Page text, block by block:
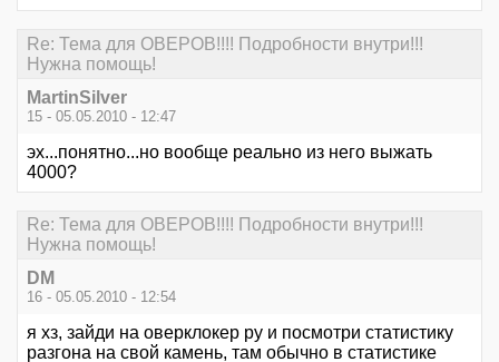
Re: Тема для ОВЕРОВ!!!! Подробности внутри!!!
Нужна помощь!
MartinSilver
15 - 05.05.2010 - 12:47
эх...понятно...но вообще реально из него выжать
4000?
Re: Тема для ОВЕРОВ!!!! Подробности внутри!!!
Нужна помощь!
DM
16 - 05.05.2010 - 12:54
я хз, зайди на оверклокер ру и посмотри статистику
разгона на свой камень, там обычно в статистике